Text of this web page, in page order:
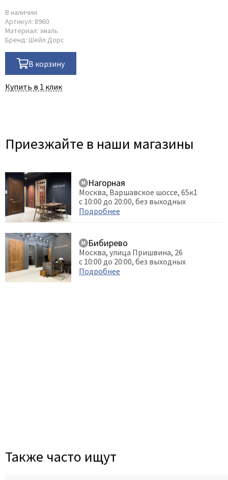
В наличии
Артикул: 8960
Материал: эмаль
Бренд: Шейл Дорс
В корзину
Купить в 1 клик
Приезжайте в наши магазины
Нагорная
Москва, Варшавское шоссе, 65к1
с 10:00 до 20:00, без выходных
Подробнее
Бибирево
Москва, улица Пришвина, 26
с 10:00 до 20:00, без выходных
Подробнее
Также часто ищут